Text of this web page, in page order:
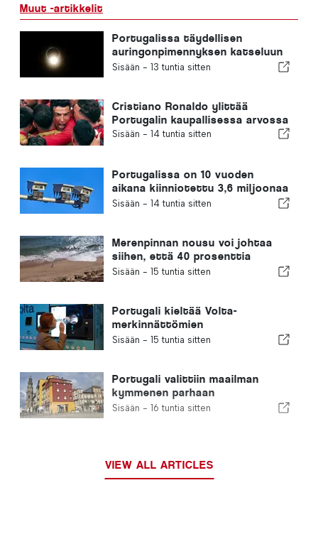
Muut -artikkelit
Portugalissa täydellisen
auringonpimennyksen katseluun
tarkoitetut ilmaiset aurinkolasit
Sisään - 13 tuntia sitten
Cristiano Ronaldo ylittää
Portugalin kaupallisessa arvossa
Sisään - 14 tuntia sitten
Portugalissa on 10 vuoden
aikana kiinniotettu 3,6 miljoonaa
ylinopeutta ajanutta kuljettajaa
Sisään - 14 tuntia sitten
Merenpinnan nousu voi johtaa
siihen, että 40 prosenttia
Portugalin rannoista katoaa
Sisään - 15 tuntia sitten
Portugali kieltää Volta-
merkinnättömien
kertakäyttöisten
Sisään - 15 tuntia sitten
Portugali valittiin maailman
kymmenen parhaan
ulkomaalaisten asuinmaan
Sisään - 16 tuntia sitten
VIEW ALL ARTICLES